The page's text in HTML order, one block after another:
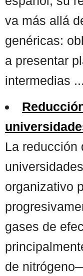
va más allá
genéricas:
a presentar
intermedias ...
La reducción
organizativo
gases de
de